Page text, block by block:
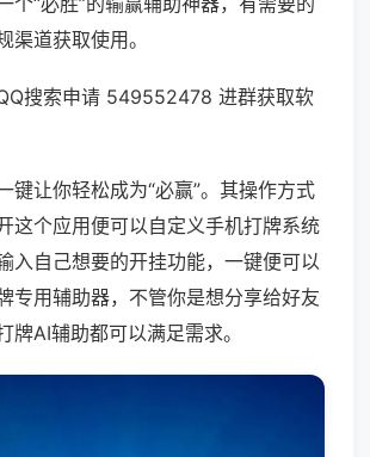
渠道获取使用。
搜索申请 549552478 进群获取软
键让你轻松成为“必赢”。其操作方式
这个应用便可以自定义手机打牌系统
入自己想要的开挂功能，一键便可以
专用辅助器，不管你是想分享给好友
牌AI辅助都可以满足需求。